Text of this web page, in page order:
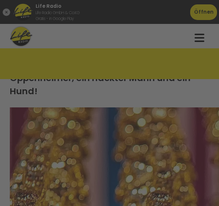
Life Radio
Life Radio GmbH & Co.KG
Gratis - in Google Play
Öffnen
Oppenheimer, ein nackter Mann und ein
Hund!